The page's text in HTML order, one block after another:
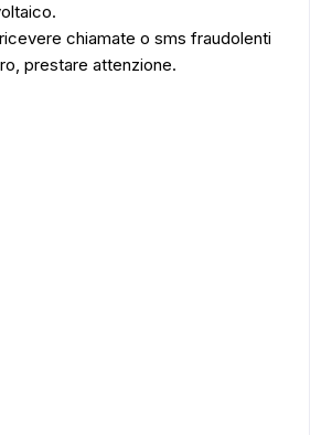
chiamate o sms fraudolenti
prestare attenzione.